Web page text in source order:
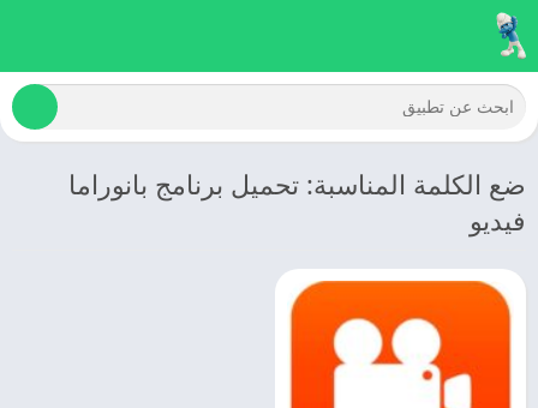
ضع الكلمة المناسبة: تحميل برنامج بانوراما
فيديو